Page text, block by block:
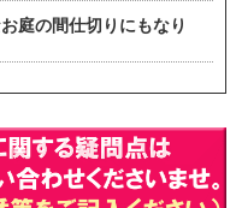
庭の間仕切りにもなり